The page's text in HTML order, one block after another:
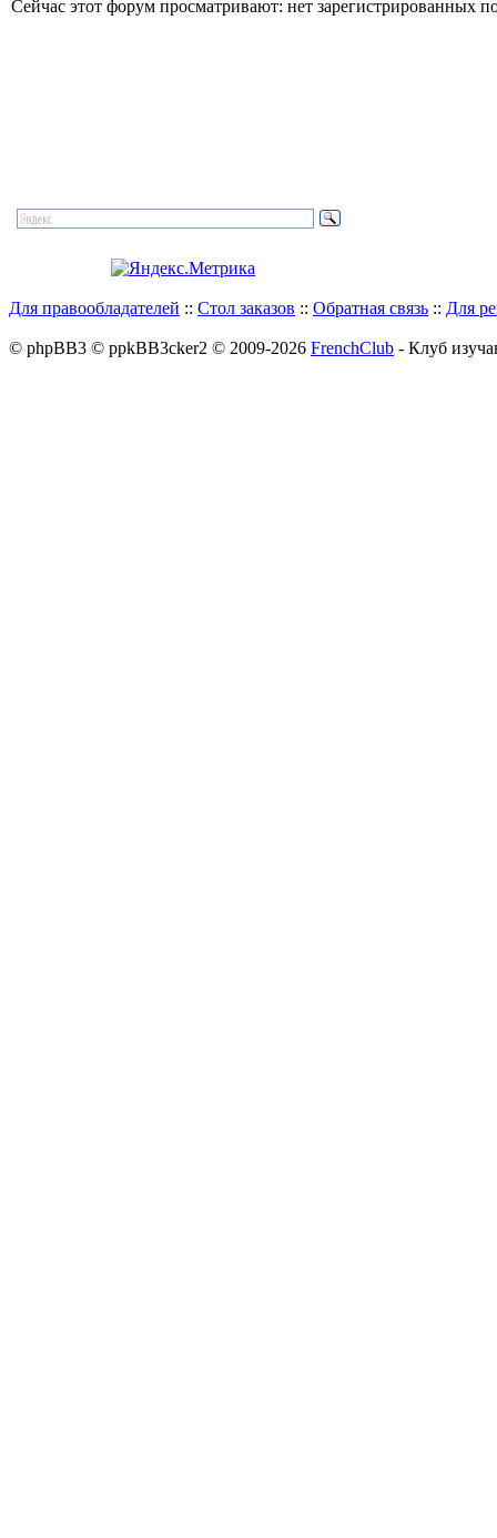
Сейчас этот форум просматривают: нет зарегистрированных
Для правообладателей :: Стол заказов :: Обратная связь :: Для
© phpBB3 © ppkBB3cker2 © 2009-2026 FrenchClub - Клуб